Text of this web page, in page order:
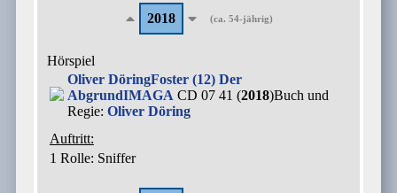
2018 (ca. 54-jährig)
Hörspiel
Oliver DöringFoster (12) Der
AbgrundIMAGA CD 07 41 (2018)Buch und
Regie: Oliver Döring
Auftritt:
1 Rolle: Sniffer